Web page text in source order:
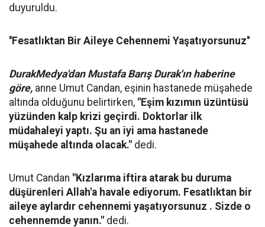
duyuruldu.
''Fesatlıktan Bir Aileye Cehennemi Yaşatıyorsunuz''
DurakMedya'dan Mustafa Barış Durak'ın haberine
göre, anne Umut Candan, eşinin hastanede müşahede
altında olduğunu belirtirken, "Eşim kızımın üzüntüsü
yüzünden kalp krizi geçirdi. Doktorlar ilk
müdahaleyi yaptı. Şu an iyi ama hastanede
müşahede altında olacak." dedi.
Umut Candan "Kızlarıma iftira atarak bu duruma
düşürenleri Allah'a havale ediyorum. Fesatlıktan bir
aileye aylardır cehennemi yaşatıyorsunuz . Sizde o
cehennemde yanın." dedi.